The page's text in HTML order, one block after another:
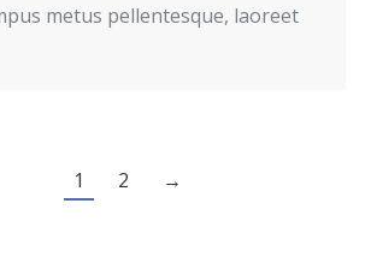
metus pellentesque, laoreet
1 2 →